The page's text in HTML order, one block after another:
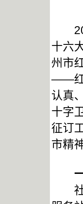
十六
州市
——红
认真
十字
征订
市精
一
社